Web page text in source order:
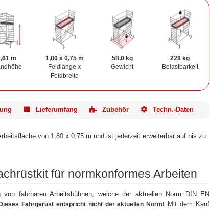
m
1,80 x 0,75 m
Feldlänge x
Feldbreite
58,0 kg
Gewicht
228 kg
Belastbarkeit
Lieferumfang Zubehör Techn.-Daten
von 1,80 x 0,75 m und ist jederzeit erweiterbar auf bis zu
für normkonformes Arbeiten
fahrbaren Arbeitsbühnen, welche der aktuellen Norm DIN EN
Dieses Fahrgerüst entspricht nicht der aktuellen Norm!
Mit dem Kauf